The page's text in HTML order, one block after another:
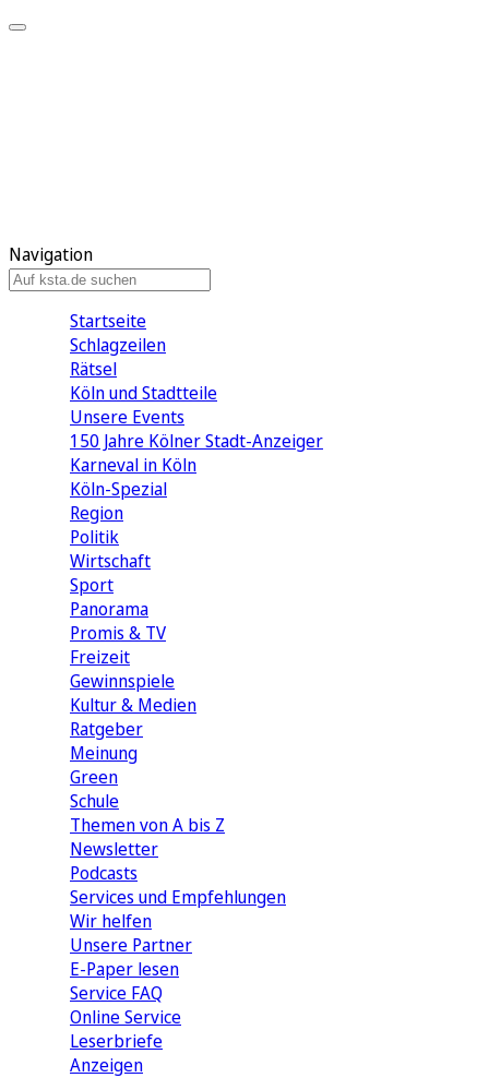
Navigation
Startseite
Schlagzeilen
Rätsel
Köln und Stadtteile
Unsere Events
150 Jahre Kölner Stadt-Anzeiger
Karneval in Köln
Köln-Spezial
Region
Politik
Wirtschaft
Sport
Panorama
Promis & TV
Freizeit
Gewinnspiele
Kultur & Medien
Ratgeber
Meinung
Green
Schule
Themen von A bis Z
Newsletter
Podcasts
Services und Empfehlungen
Wir helfen
Unsere Partner
E-Paper lesen
Service FAQ
Online Service
Leserbriefe
Anzeigen